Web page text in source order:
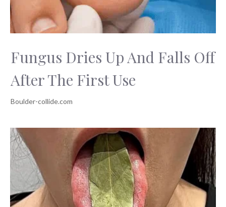
Fungus Dries Up And Falls Off
After The First Use